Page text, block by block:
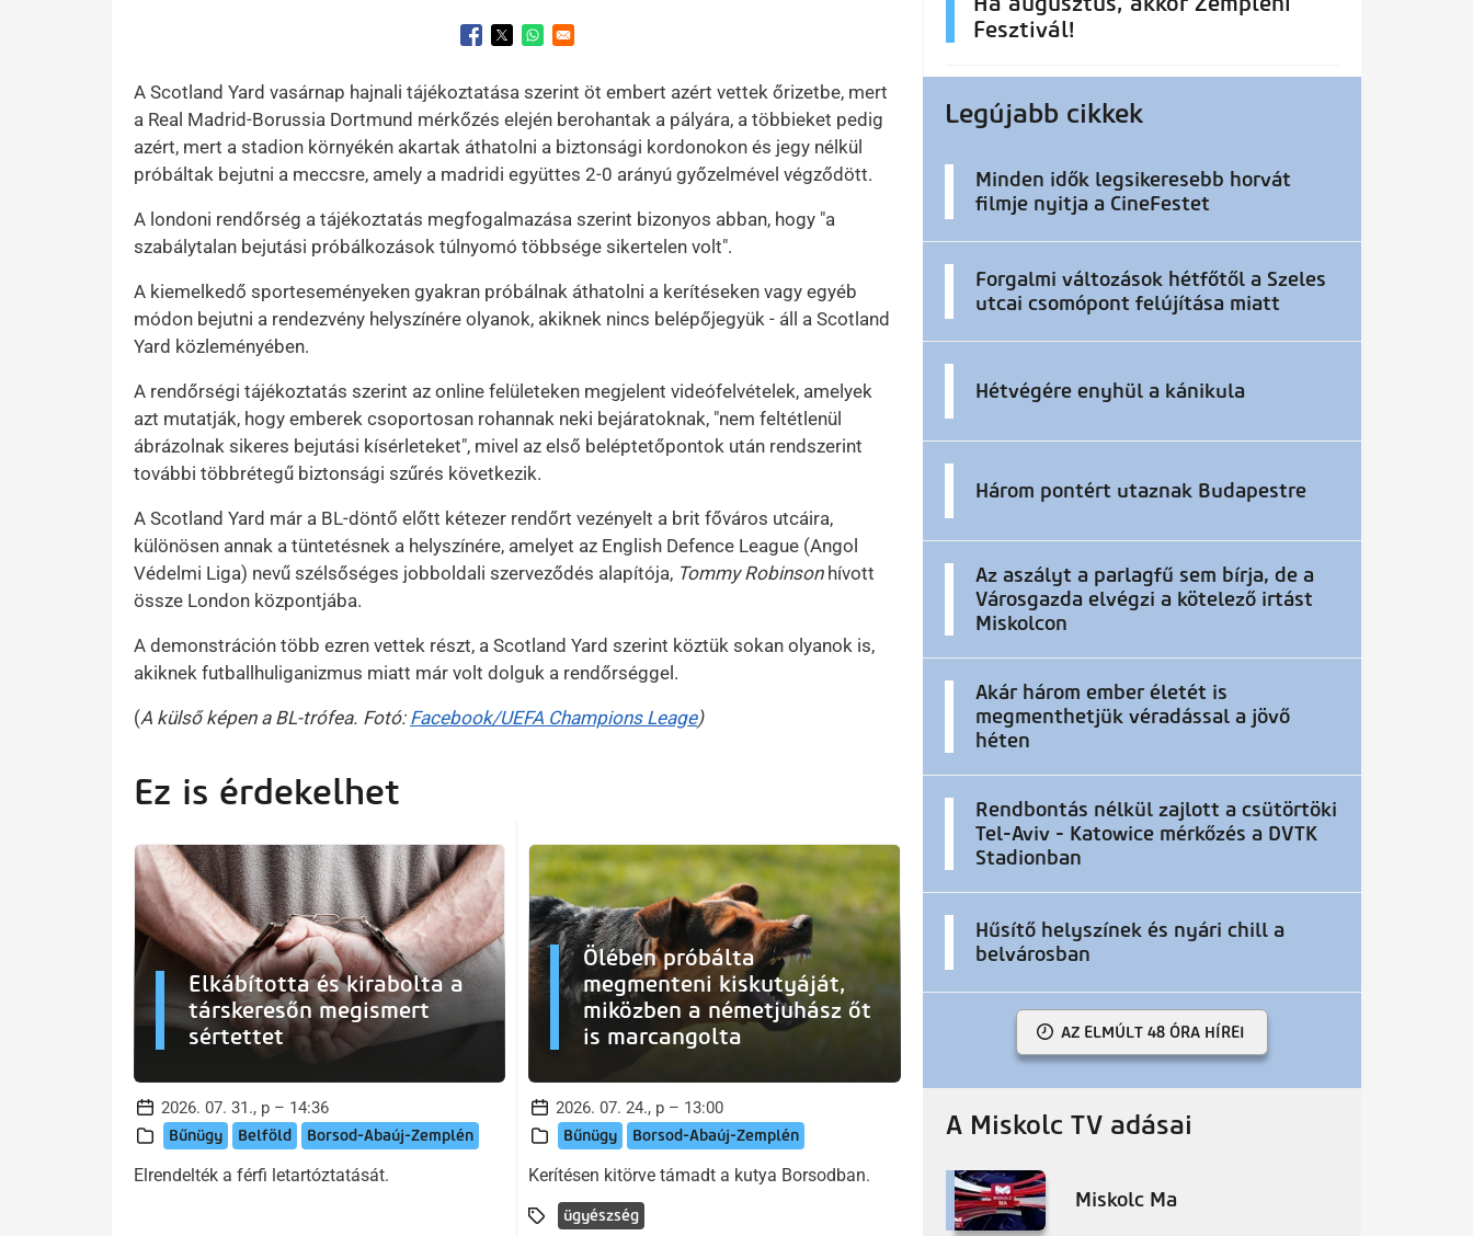
Opens in a new window
Opens in a new window
Opens in a new window
A Scotland Yard vasárnap hajnali tájékoztatása szerint öt embert azért vettek őrizetbe, mert
a Real Madrid-Borussia Dortmund mérkőzés elején berohantak a pályára, a többieket pedig
azért, mert a stadion környékén akartak áthatolni a biztonsági kordonokon és jegy nélkül
próbáltak bejutni a meccsre, amely a madridi együttes 2-0 arányú győzelmével végződött.
A londoni rendőrség a tájékoztatás megfogalmazása szerint bizonyos abban, hogy "a
szabálytalan bejutási próbálkozások túlnyomó többsége sikertelen volt".
A kiemelkedő sporteseményeken gyakran próbálnak áthatolni a kerítéseken vagy egyéb
módon bejutni a rendezvény helyszínére olyanok, akiknek nincs belépőjegyük - áll a Scotland
Yard közleményében.
A rendőrségi tájékoztatás szerint az online felületeken megjelent videófelvételek, amelyek
azt mutatják, hogy emberek csoportosan rohannak neki bejáratoknak, "nem feltétlenül
ábrázolnak sikeres bejutási kísérleteket", mivel az első beléptetőpontok után rendszerint
további többrétegű biztonsági szűrés következik.
A Scotland Yard már a BL-döntő előtt kétezer rendőrt vezényelt a brit főváros utcáira,
különösen annak a tüntetésnek a helyszínére, amelyet az English Defence League (Angol
Védelmi Liga) nevű szélsőséges jobboldali szerveződés alapítója, Tommy Robinsonhívott
össze London központjába.
A demonstráción több ezren vettek részt, a Scotland Yard szerint köztük sokan olyanok is,
akiknek futballhuliganizmus miatt már volt dolguk a rendőrséggel.
(A külső képen a BL-trófea. Fotó: Facebook/UEFA Champions Leage)
Ez is érdekelhet
Elkábította és kirabolta a
társkeresőn megismert
sértettet
2026. 07. 31., p – 14:36
Bűnügy Belföld Borsod-Abaúj-Zemplén
Elrendelték a férfi letartóztatását.
Ölében próbálta
megmenteni kiskutyáját,
miközben a németjuhász őt
is marcangolta
2026. 07. 24., p – 13:00
Bűnügy Borsod-Abaúj-Zemplén
Kerítésen kitörve támadt a kutya Borsodban.
ügyészség
Fesztivál!
Legújabb cikkek
Minden idők legsikeresebb horvát
filmje nyitja a CineFestet
Forgalmi változások hétfőtől a Szeles
utcai csomópont felújítása miatt
Hétvégére enyhül a kánikula
Három pontért utaznak Budapestre
Az aszályt a parlagfű sem bírja, de a
Városgazda elvégzi a kötelező irtást
Miskolcon
Akár három ember életét is
megmenthetjük véradással a jövő
héten
Rendbontás nélkül zajlott a csütörtöki
Tel-Aviv - Katowice mérkőzés a DVTK
Stadionban
Hűsítő helyszínek és nyári chill a
belvárosban
AZ ELMÚLT 48 ÓRA HÍREI
A Miskolc TV adásai
Miskolc Ma